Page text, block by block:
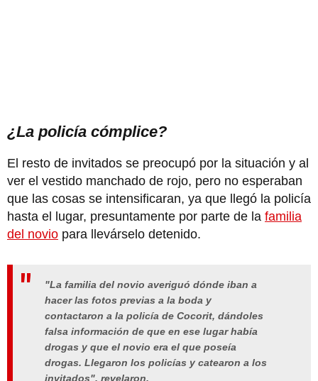
¿La policía cómplice?
El resto de invitados se preocupó por la situación y al
ver el vestido manchado de rojo, pero no esperaban
que las cosas se intensificaran, ya que llegó la policía
hasta el lugar, presuntamente por parte de la familia
del novio para llevárselo detenido.
"La familia del novio averiguó dónde iban a
hacer las fotos previas a la boda y
contactaron a la policía de Cocorit, dándoles
falsa información de que en ese lugar había
drogas y que el novio era el que poseía
drogas. Llegaron los policías y catearon a los
invitados", revelaron.